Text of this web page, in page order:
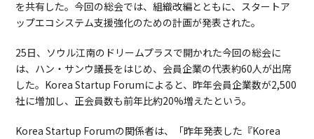
を共有した。今回の総会では、組織改編とともに、スタートア
ップエコシステム支援強化のための計画が発表された。
25日、ソウル江南のドリームプラスで開かれた今回の総会に
は、ハン・サンウ議長をはじめ、会員企業の代表約60人が出席
した。Korea Startup Forumによると、昨年会員企業数が2,500
社に増加し、正会員数も前年比約20%増えたという。
Korea Startup Forumの関係者は、「昨年発表した『Korea